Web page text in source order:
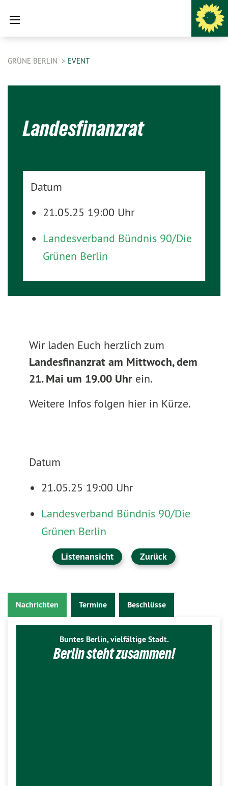
GRÜNE BERLIN EVENT
Landesfinanzrat
Datum
21.05.25 19:00 Uhr
Landesverband Bündnis 90/Die
Grünen Berlin
Wir laden Euch herzlich zum
Landesfinanzrat am Mittwoch, dem
21. Mai um 19.00 Uhr ein.
Weitere Infos folgen hier in Kürze.
Datum
21.05.25 19:00 Uhr
Landesverband Bündnis 90/Die
Grünen Berlin
Listenansicht Zurück
Nachrichten Termine Beschlüsse
Buntes Berlin, vielfältige Stadt.
Berlin steht zusammen!